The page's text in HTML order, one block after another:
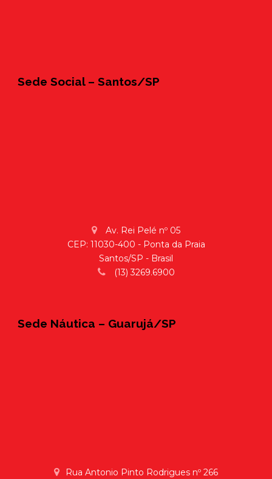
Sede Social – Santos/SP
Av. Rei Pelé nº 05
CEP: 11030-400 - Ponta da Praia
Santos/SP - Brasil
(13) 3269.6900
Sede Náutica – Guarujá/SP
Rua Antonio Pinto Rodrigues nº 266